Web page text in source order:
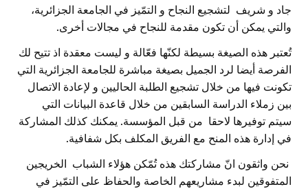
جاد و شريف لتشجيع النجاح و التمّيز في الجامعة الجزائرية،
والتي يمكن أن تكون مقدمة للنجاح في مجالات أخرى.
تُعتبر هذه الصيغة بسيطة لكنّها فعّالة و ليست معقدة اذ تتيح لك
الفرصة أيضا لرد الجميل بصيغة مباشرة للجامعة الجزائرية التي
تكونت فيها من خلال تشجيع الطلبة الحاليين و لإعادة الاتصال
بين زملاء الدراسة السابقين من خلال قاعدة البيانات التي
سيتم توفيرها لاحقا من قبل المؤسسة. يمكنك كذلك المشاركة
في إدارة هذه المنح مع الفريق المكلف بكل شفافية.
نحن واثقون انّ مشاركتك هذه تُمّكن هؤلاء الشباب الخريجين
المتفوقين لبدء مشاريعهم الخاصة والحفاظ على التمّيز في